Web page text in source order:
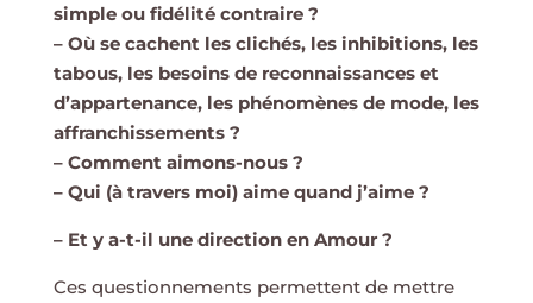
simple ou fidélité contraire ?
– Où se cachent les clichés, les inhibitions, les
tabous, les besoins de reconnaissances et
d’appartenance, les phénomènes de mode, les
affranchissements ?
– Comment aimons-nous ?
– Qui (à travers moi) aime quand j’aime ?
– Et y a-t-il une direction en Amour ?
Ces questionnements permettent de mettre